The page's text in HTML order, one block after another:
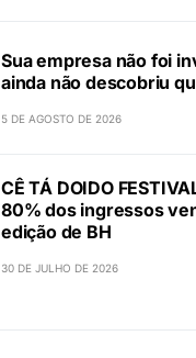
Sua empresa não foi
ainda não descobriu
5 DE AGOSTO DE 2026
CÊ TÁ DOIDO
80% dos ingressos
edição de BH
30 DE JULHO DE 2026